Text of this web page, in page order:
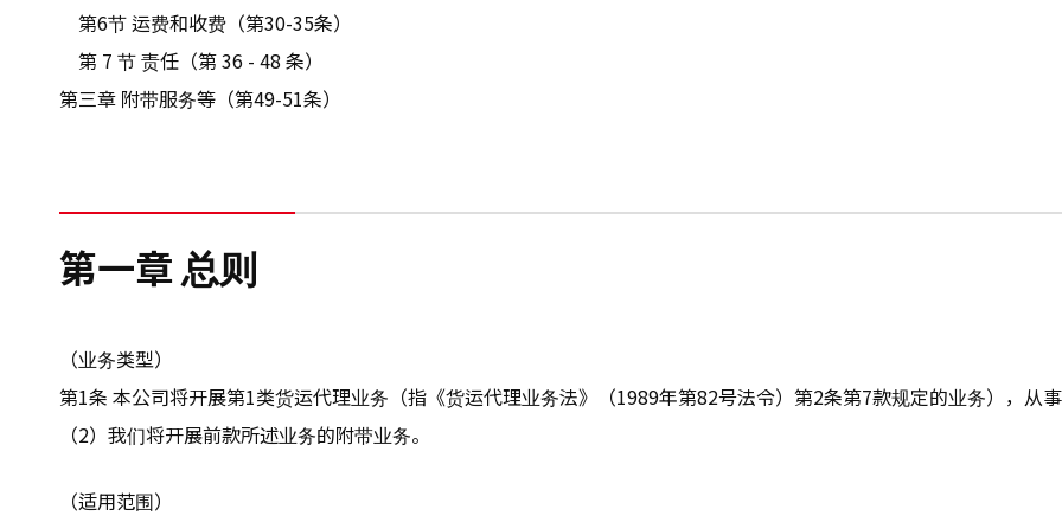
第6节 运费和收费（第30-35条）
第 7 节 责任（第 36 - 48 条）
第三章 附带服务等（第49-51条）
第一章 总则
（业务类型）
第1条 本公司将开展第1类货运代理业务（指《货运代理业务法》（1989年第82号法令）第2条第7款规定的业务），从
（2）我们将开展前款所述业务的附带业务。
（适用范围）